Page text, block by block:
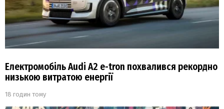
Електромобіль Audi A2 e-tron похвалився рекордно
низькою витратою енергії
18 годин тому